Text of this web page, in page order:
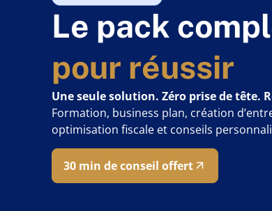
Le pack
pour réussir
Une seule solution. Zéro prise de tête.
Formation, business plan, création
optimisation fiscale et conseils
30 min de conseil offert